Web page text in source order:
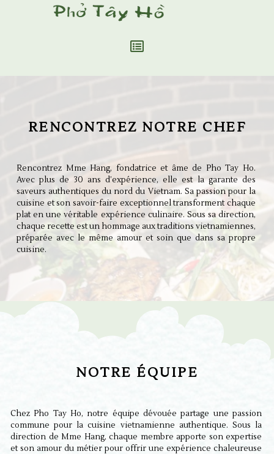
RENCONTREZ NOTRE CHEF
Rencontrez Mme Hang, fondatrice et âme de Pho Tay Ho.
Avec plus de 30 ans d’expérience, elle est la garante des
saveurs authentiques du nord du Vietnam. Sa passion pour la
cuisine et son savoir-faire exceptionnel transforment chaque
plat en une véritable expérience culinaire. Sous sa direction,
chaque recette est un hommage aux traditions vietnamiennes,
préparée avec le même amour et soin que dans sa propre
cuisine.
NOTRE ÉQUIPE
Chez Pho Tay Ho, notre équipe dévouée partage une passion
commune pour la cuisine vietnamienne authentique. Sous la
direction de Mme Hang, chaque membre apporte son expertise
et son amour du métier pour offrir une expérience chaleureuse